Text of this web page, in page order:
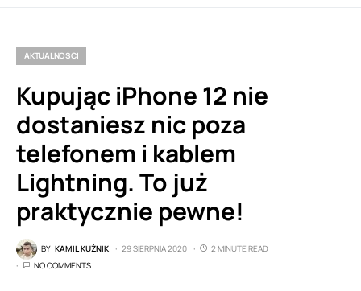
AKTUALNOŚCI
Kupując iPhone 12 nie
dostaniesz nic poza
telefonem i kablem
Lightning. To już
praktycznie pewne!
BY KAMIL KUŹNIK 29 SIERPNIA 2020
2 MINUTE READ
NO COMMENTS